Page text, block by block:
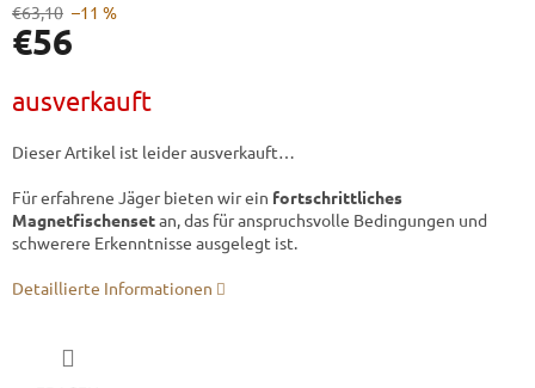
€63,10 –11 %
€56
ausverkauft
Dieser Artikel ist leider ausverkauft…
Für erfahrene Jäger bieten wir ein fortschrittliches
Magnetfischensetan, das für anspruchsvolle Bedingungen und
schwerere Erkenntnisse ausgelegt ist.
Detaillierte Informationen